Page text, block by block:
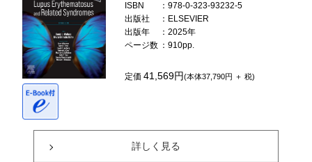
ISBN
：978-0-323-93232-5
出版社
：ELSEVIER
出版年
：2025年
ページ数 ：910pp.
定価41,569円(本体37,790円 ＋ 税)
詳しく見る